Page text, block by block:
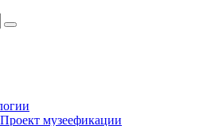
Проект музеефикации